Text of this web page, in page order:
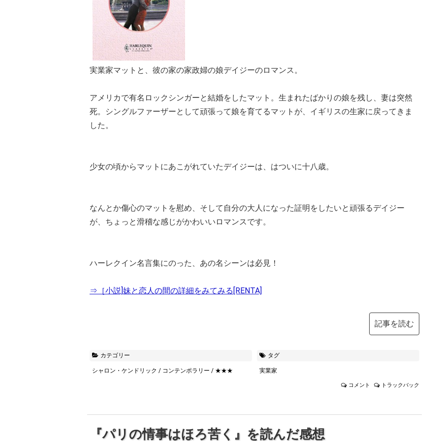
実業家マットと、彼の家の家政婦の娘デイジーのロマンス。
アメリカで有名ロックシンガーと結婚をしたマット。生まれたばかりの娘を残し、妻は突然
死。シングルファーザーとして頑張って娘を育てるマットが、イギリスの生家に戻ってきま
した。
少女の頃からマットにあこがれていたデイジーは、はついに十八歳。
なんとか傷心のマットを慰め、そして自分の大人になった証明をしたいと頑張るデイジー
が、ちょっと滑稽な感じがかわいいロマンスです。
ハーレクイン名言集にのった、あの名シーンは必見！
⇒［小説]妹と恋人の間の詳細をみてみる[RENTA]
記事を読む
カテゴリー
シャロン・ケンドリック / コンテンポラリー / ★★★
タグ
実業家
コメント トラックバック
『パリの情事はほろ苦く』を読んだ感想